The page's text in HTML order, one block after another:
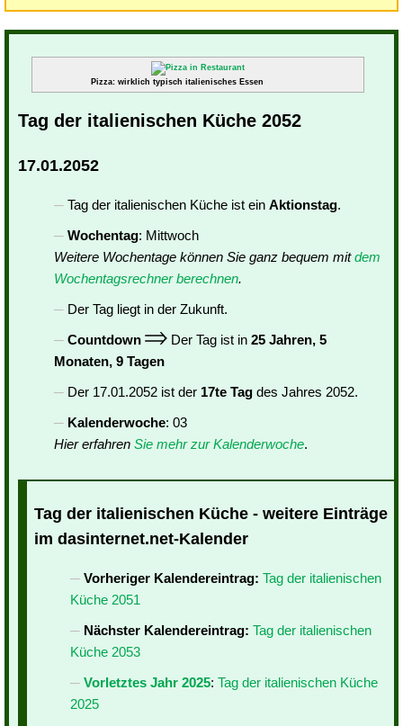
Pizza: wirklich typisch italienisches Essen
Tag der italienischen Küche 2052
17.01.2052
Tag der italienischen Küche ist ein Aktionstag.
Wochentag: Mittwoch
Weitere Wochentage können Sie ganz bequem mitdem
Wochentagsrechner berechnen.
Der Tag liegt in der Zukunft.
Countdown
Der Tag ist in 25 Jahren, 5
Monaten, 9 Tagen
Der 17.01.2052 ist der 17te Tag des Jahres 2052.
Kalenderwoche: 03
Hier erfahren Sie mehr zur Kalenderwoche.
Tag der italienischen Küche - weitere Einträge
im dasinternet.net-Kalender
Vorheriger Kalendereintrag: Tag der italienischen
Küche 2051
Nächster Kalendereintrag: Tag der italienischen
Küche 2053
Vorletztes Jahr 2025: Tag der italienischen Küche
2025